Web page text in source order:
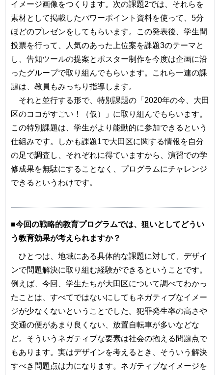
イメージ画像をつくります。次の課題2では、それらを
素材として掲載したパワーポイント資料を使って、5分
ほどのプレゼンをしてもらいます。この発表後、学生間
投票を行って、人気のあった上位案を課題3のテーマと
し、告知ツールの提案とポスター制作を今度は企画に沿
ったグループで取り組んでもらいます。これら一連の課
題は、教員もみっちり指導します。
それと並行する形で、特別課題の「2020年の今、大田
区のココがすごい！（仮）」に取り組んでもらいます。
この特別課題は、学生がより能動的に参加できるという
仕組みです。しかも課題1で大田区に関する情報を自分
の足で調査し、それぞれに得ていますから、演習での学
修成果を無駄にすることなく、プログラムにチャレンジ
できるというわけです。
■今回の戦略的教育プログラムでは、狙いとしてどうい
う教育効果が考えられますか？
ひとつは、地域にある具体的な課題に対して、デザイ
ンで問題解決に取り組む経験ができるということです。
例えば、今回、学生たちが大田区について調べてわかっ
たことは、すべてではないにしてもネガティブなイメー
ジが少なくないということでした。犯罪発生率の高さや
交通の便があまり良くない、放置自転車が多いなどな
ど。そういうネガティブな要素は社会の抱える問題点で
もあります。実はデザインを考えるとき、そういう解決
すべき問題点は力になります。ネガティブなイメージを